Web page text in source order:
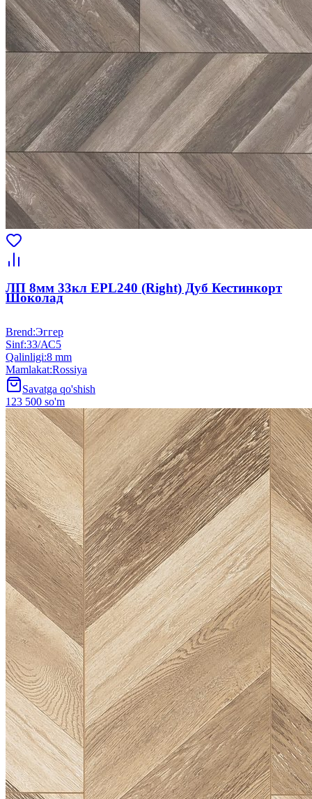
ЛП 8мм 33кл EPL240 (Right) Дуб Кестинкорт
Шоколад
Brend:Эггер
Sinf:33/АС5
Qalinligi:8 mm
Mamlakat:Rossiya
Savatga qo'shish
123 500 so'm